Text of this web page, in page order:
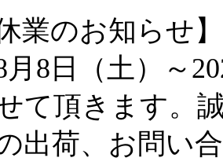
業のお知らせ】
月8日（土）～
て頂きます。
出荷、お問い